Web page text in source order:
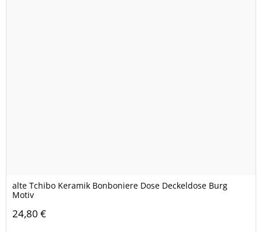
alte Tchibo Keramik Bonboniere Dose Deckeldose Burg
Motiv
24,80 €